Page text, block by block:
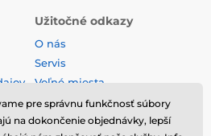
Užitočné odkazy
O nás
Servis
Voľné miesta
Kontakt
pre správnu funkčnosť súbory
na dokončenie objednávky, lepší